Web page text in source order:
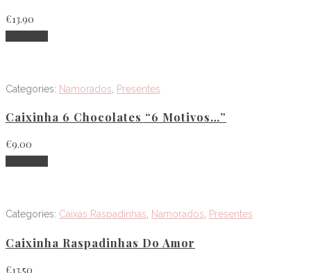
€13.90
Categories: Namorados Presentes
Caixinha 6 Chocolates “6 Motivos…”
€9.00
Categories: Caixas Raspadinhas, Namorados, Presentes
Caixinha Raspadinhas Do Amor
€13.50